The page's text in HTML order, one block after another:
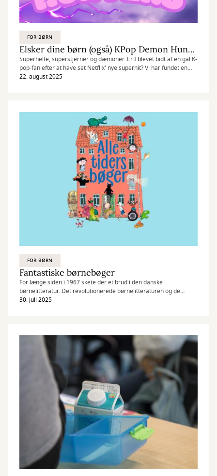
FOR BØRN
Elsker dine børn (også) KPop Demon Hunters?
Superhelte, superstjerner og dæmoner. Er I blevet bidt af en gal K-
pop-fan efter at have set Netflix' nye superhit? Vi har fundet en
række bøger inspireret af filmen.
22. august 2025
FOR BØRN
Fantastiske børnebøger
For længe siden i 1967 skete der et brud i den danske
børnelitteratur. Det revolutionerede børnelitteraturen og de
forfattere vi kan takke er Ole Lund Kirkegaard, Benny Andersen,
30. juli 2025